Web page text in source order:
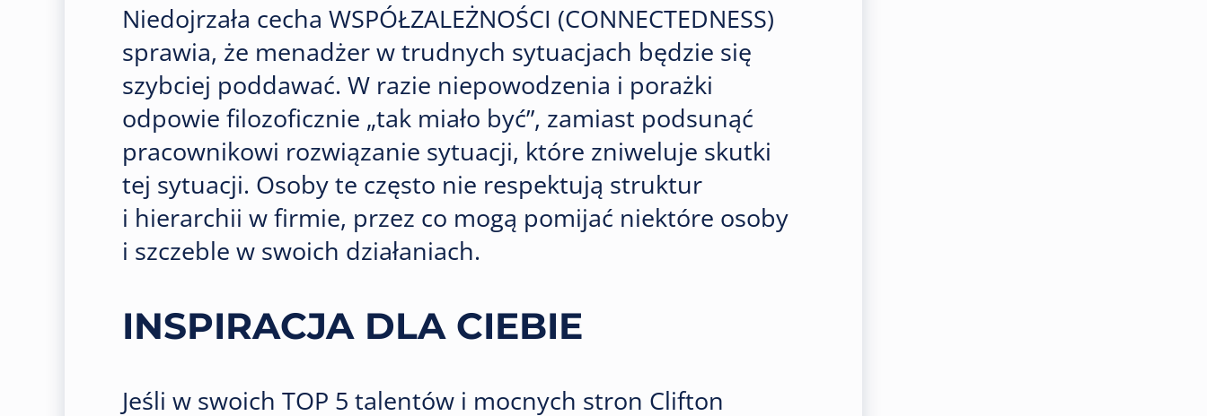
Niedojrzała cecha WSPÓŁZALEŻNOŚCI (CONNECTEDNESS)
sprawia, że menadżer w trudnych sytuacjach będzie się
szybciej poddawać. W razie niepowodzenia i porażki
odpowie filozoficznie „tak miało być”, zamiast podsunąć
pracownikowi rozwiązanie sytuacji, które zniweluje skutki
tej sytuacji. Osoby te często nie respektują struktur
i hierarchii w firmie, przez co mogą pomijać niektóre osoby
i szczeble w swoich działaniach.
INSPIRACJA DLA CIEBIE
Jeśli w swoich TOP 5 talentów i mocnych stron Clifton